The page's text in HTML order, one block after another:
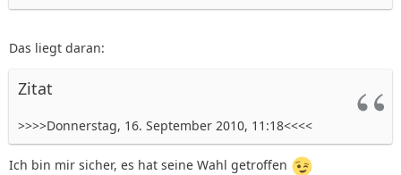
Das liegt daran:
Zitat
>>>>Donnerstag, 16. September 2010, 11:18<<<<
Ich bin mir sicher, es hat seine Wahl getroffen